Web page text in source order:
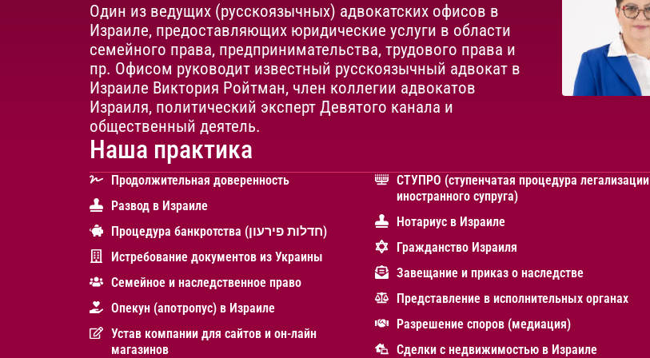
Один из ведущих (русскоязычных) адвокатских офисов в
Израиле, предоставляющих юридические услуги в области
семейного права, предпринимательства, трудового права и
пр. Офисом руководит известный русскоязычный адвокат в
Израиле Виктория Ройтман, член коллегии адвокатов
Израиля, политический эксперт Девятого канала и
общественный деятель.
Наша практика
Продолжительная доверенность
Развод в Израиле
Процедура банкротства (חדלות פירעון)
Истребование документов из Украины
Cемейное и наследственное право
Опекун (апотропус) в Израиле
Устав компании для сайтов и он-лайн
магазинов
СТУПРО (ступенчатая процедура легализации
иностранного супруга)
Нотариус в Израиле
Гражданство Израиля
Завещание и приказ о наследстве
Представление в исполнительных органах
Разрешение споров (медиация)
Сделки с недвижимостью в Израиле